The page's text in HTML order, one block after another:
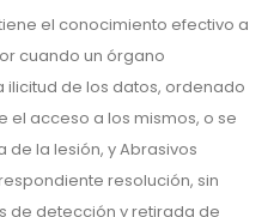
tiene el conocimiento efectivo a
cuando un órgano
de los datos, ordenado
el acceso a los mismos, o se
la lesión, y Abrasivos
resolución, sin
de detección y retirada de